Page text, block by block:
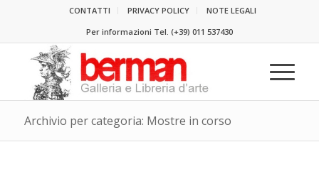
CONTATTI PRIVACY POLICY
NOTE LEGALI
Per informazioni Tel. (+39) 011 537430
Archivio per categoria: Mostre in corso